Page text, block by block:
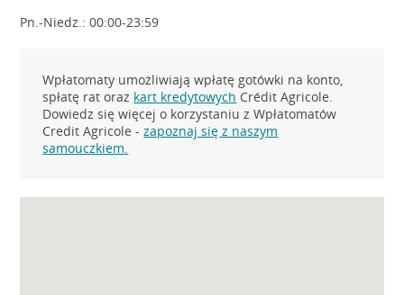
Pn.-Niedz.: 00:00-23:59
Wpłatomaty umożliwiają wpłatę gotówki na konto,
spłatę rat oraz kart kredytowych Crédit Agricole.
Dowiedz się więcej o korzystaniu z Wpłatomatów
Credit Agricole -zapoznaj się z naszym
samouczkiem.